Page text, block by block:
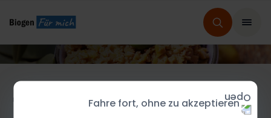
Fahre fort, ohne zu akzeptieren
REZEPTE FÜR MICH REZEPTAUSWAHL